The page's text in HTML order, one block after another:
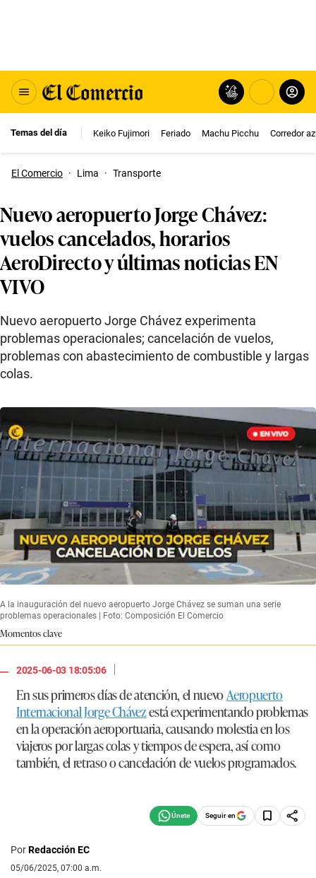
Temas del día Keiko Fujimori Feriado Machu Picchu Corredor
El Comercio · Lima · Transporte
Nuevo aeropuerto Jorge Chávez:
vuelos cancelados, horarios
AeroDirecto y últimas noticias EN
VIVO
Nuevo aeropuerto Jorge Chávez experimenta
problemas operacionales; cancelación de vuelos,
problemas con abastecimiento de combustible y largas
colas.
A la inauguración del nuevo aeropuerto Jorge Chávez se suman una serie
problemas operacionales | Foto: Composición El Comercio
Momentos clave
2025-06-03 18:05:06
|
En sus primeros días de atención, el nuevoAeropuerto
Internacional Jorge Chávezestá experimentando problemas
en la operación aeroportuaria, causando molestia en los
viajeros por largas colas y tiempos de espera, así como
también, el retraso o cancelación de vuelos programados.
Seguir en
PorRedacción EC
05/06/2025, 07:00 a.m.